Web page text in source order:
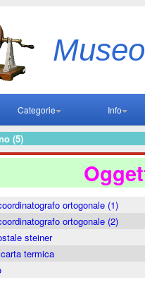
Categorie Info
(5)
ortogonale (1)
ortogonale (2)
steiner
termica